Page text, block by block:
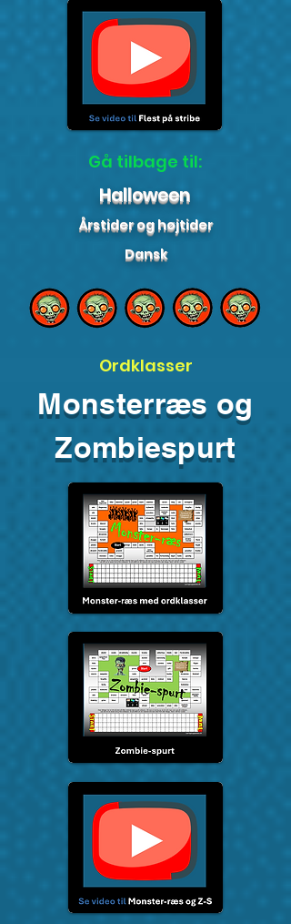
Gå tilbage til:
Halloween
Årstider og højtider
Dansk
Ordklasser
Monsterræs og
Zombiespurt